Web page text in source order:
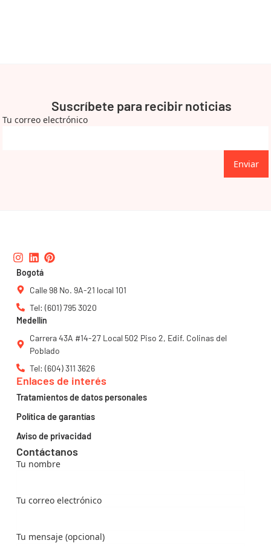
Suscríbete para recibir noticias
Tu correo electrónico
Enviar
Instagram
Linkedin
Pinterest
Bogotá
Calle 98 No. 9A-21 local 101
Tel: (601) 795 3020
Medellín
Carrera 43A #14-27 Local 502 Piso 2, Edif. Colinas del
Poblado
Tel: (604) 311 3626
Contáctanos
Tu nombre
Tu correo electrónico
Tu mensaje (opcional)
Enlaces de interés
Tratamientos de datos personales
Política de garantías
Aviso de privacidad